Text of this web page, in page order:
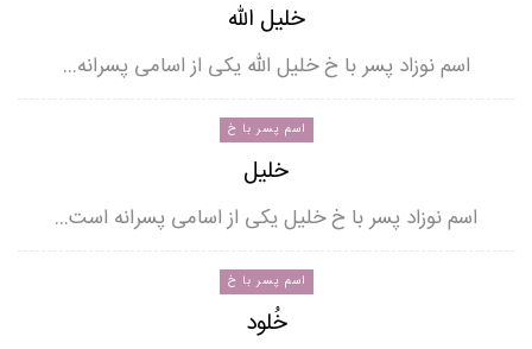
خلیل الله
اسم نوزاد پسر با خ خلیل الله یکی از اسامی پسرانه…
اسم پسر با خ
خلیل
اسم نوزاد پسر با خ خلیل یکی از اسامی پسرانه است…
اسم پسر با خ
خُلود